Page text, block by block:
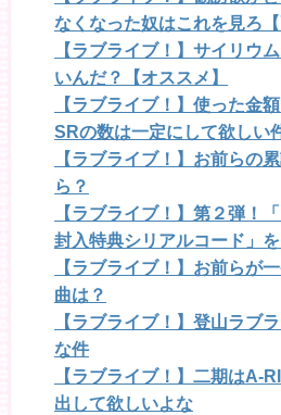
なくなった奴はこれを見ろ【
【ラブライブ！】サイリウ
いんだ？【オススメ】
【ラブライブ！】使った金
SRの数は一定にして欲しい
【ラブライブ！】お前らの
ら？
【ラブライブ！】第２弾！
封入特典シリアルコード」を
【ラブライブ！】お前らが
曲は？
【ラブライブ！】登山ラブ
な件
【ラブライブ！】二期はA-
出して欲しいよな